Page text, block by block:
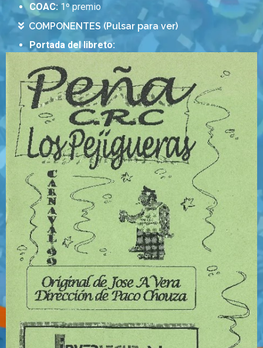
COAC: 1º premio
COMPONENTES (Pulsar para ver)
Portada del libreto: